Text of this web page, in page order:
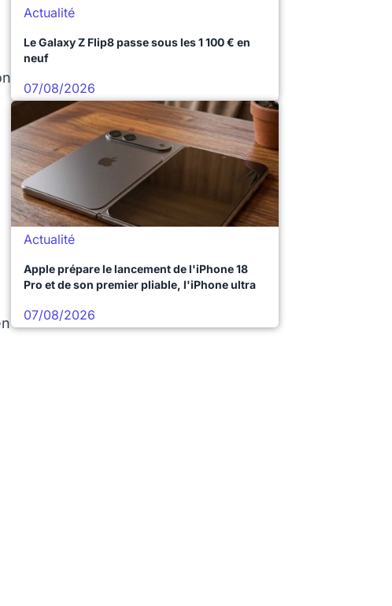
Actualité
Le Galaxy Z Flip8 passe sous les 1 100 € en
neuf
07/08/2026
Actualité
Apple prépare le lancement de l'iPhone 18
Pro et de son premier pliable, l'iPhone ultra
07/08/2026